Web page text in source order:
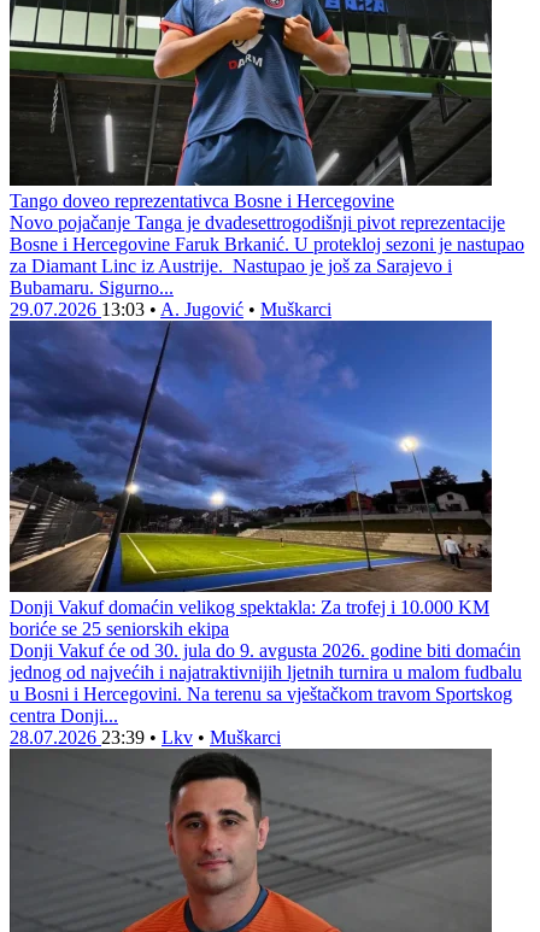
Tango doveo reprezentativca Bosne i Hercegovine
Novo pojačanje Tanga je dvadesettrogodišnji pivot reprezentacije
Bosne i Hercegovine Faruk Brkanić. U protekloj sezoni je nastupao
za Diamant Linc iz Austrije. Nastupao je još za Sarajevo i
Bubamaru. Sigurno...
29.07.2026 13:03 • A. Jugović • Muškarci
Donji Vakuf domaćin velikog spektakla: Za trofej i 10.000 KM
boriće se 25 seniorskih ekipa
Donji Vakuf će od 30. jula do 9. avgusta 2026. godine biti domaćin
jednog od najvećih i najatraktivnijih ljetnih turnira u malom fudbalu
u Bosni i Hercegovini. Na terenu sa vještačkom travom Sportskog
centra Donji...
28.07.2026 23:39 • Lkv • Muškarci